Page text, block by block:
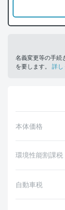
名義変更等の手続
を要します。 詳し
本体価格
環境性能割課税
自動車税